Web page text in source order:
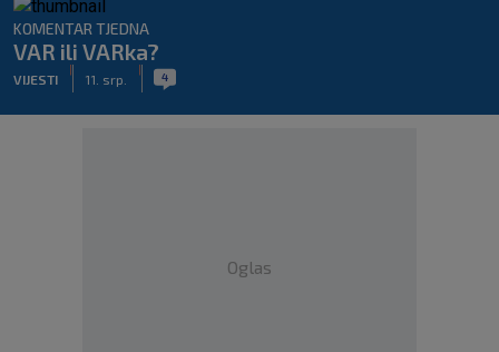
KOMENTAR TJEDNA
VAR ili VARka?
VIJESTI 11. srp. 4
Oglas